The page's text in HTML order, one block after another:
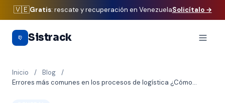
🇻🇪Gratis: rescate y recuperación en VenezuelaSolicítalo →
Sistrack
Inicio / Blog
/
Errores más comunes en los procesos de logística ¿Cómo